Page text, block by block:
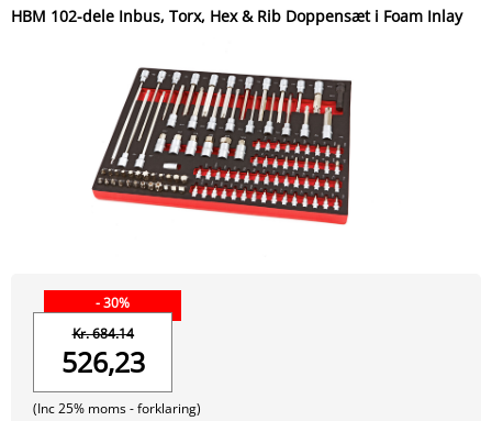
HBM 102-dele Inbus, Torx, Hex & Rib Doppensæt i Foam Inlay
HBM 102-dele Inbus, Torx, Hex & Rib Doppensæt i Foam Inlay
- 30%
Kr. 684.14
526,23
(Inc 25% moms -forklaring)